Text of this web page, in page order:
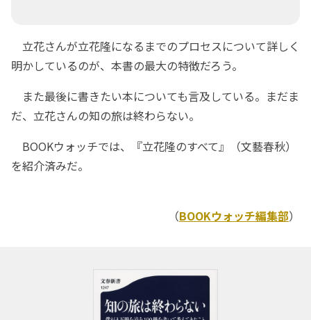
立花さんが立花隆になるまでのプロセスについて詳しく
明かしているのが、本書の最大の特徴だろう。
また最後に書きたい本についても言及している。まだま
だ、立花さんの知の旅は終わらない。
BOOKウォッチでは、『立花隆のすべて』（文藝春秋）
を紹介済みだ。
（BOOKウォッチ編集部）